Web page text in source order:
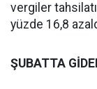
vergiler
yüzde 16,8
ŞUBATTA